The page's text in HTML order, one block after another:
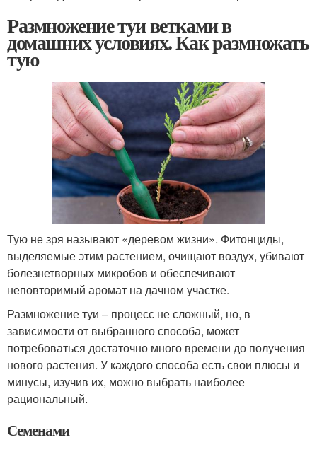
Размножение туи ветками в
домашних условиях. Как размножать
тую
Тую не зря называют «деревом жизни». Фитонциды,
выделяемые этим растением, очищают воздух, убивают
болезнетворных микробов и обеспечивают
неповторимый аромат на дачном участке.
Размножение туи – процесс не сложный, но, в
зависимости от выбранного способа, может
потребоваться достаточно много времени до получения
нового растения. У каждого способа есть свои плюсы и
минусы, изучив их, можно выбрать наиболее
рациональный.
Семенами